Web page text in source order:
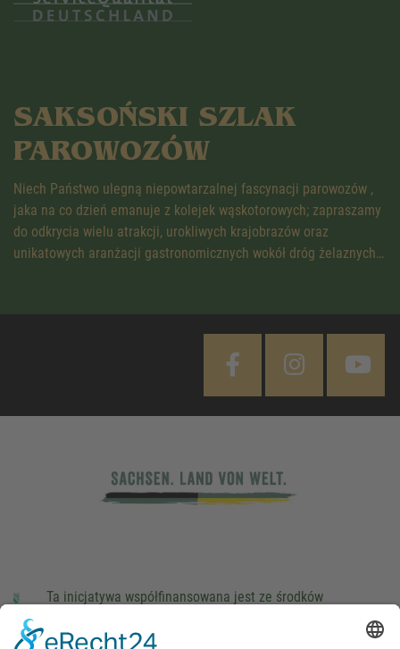
SAKSOŃSKI SZLAK
PAROWOZÓW
Niech Państwo ulegną niepowtarzalnej fascynacji parowozów ,
jaka na co dzień emanuje z kolejek wąskotorowych; zapraszamy
do odkrycia wielu atrakcji, urokliwych krajobrazów oraz
unikatowych aranżacji gastronomicznych wokół dróg żelaznych…
Ta inicjatywa współfinansowana jest ze środków
parlamentarzystów Landtagu Saksońskiego budżetu.